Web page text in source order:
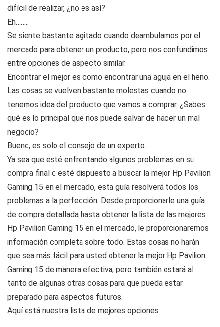
difícil de realizar, ¿no es así?
Eh……..
Se siente bastante agitado cuando deambulamos por el
mercado para obtener un producto, pero nos confundimos
entre opciones de aspecto similar.
Encontrar el mejor es como encontrar una aguja en el heno.
Las cosas se vuelven bastante molestas cuando no
tenemos idea del producto que vamos a comprar. ¿Sabes
qué es lo principal que nos puede salvar de hacer un mal
negocio?
Bueno, es solo el consejo de un experto.
Ya sea que esté enfrentando algunos problemas en su
compra final o esté dispuesto a buscar la mejor Hp Pavilion
Gaming 15 en el mercado, esta guía resolverá todos los
problemas a la perfección. Desde proporcionarle una guía
de compra detallada hasta obtener la lista de las mejores
Hp Pavilion Gaming 15 en el mercado, le proporcionaremos
información completa sobre todo. Estas cosas no harán
que sea más fácil para usted obtener la mejor Hp Pavilion
Gaming 15 de manera efectiva, pero también estará al
tanto de algunas otras cosas para que pueda estar
preparado para aspectos futuros.
Aquí está nuestra lista de mejores opciones